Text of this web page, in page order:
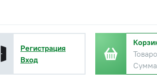
Регистрация
Вход